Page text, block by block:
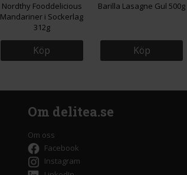
Nordthy Fooddelicious
Mandariner i Sockerlag
312g
Köp
Barilla Lasagne Gul 500g
Köp
Om delitea.se
Om oss
Facebook
Instagram